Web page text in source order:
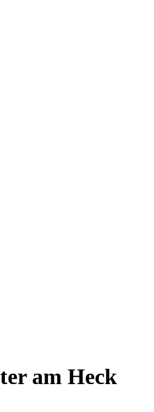
am Heck